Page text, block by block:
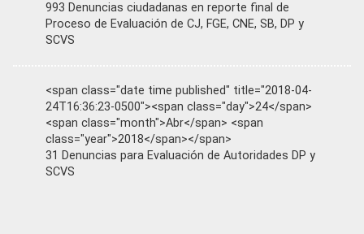
993 Denuncias ciudadanas en reporte final de
Proceso de Evaluación de CJ, FGE, CNE, SB, DP y
SCVS
<span class="date time published" title="2018-04-
24T16:36:23-0500"><span class="day">24</span>
<span class="month">Abr</span> <span
class="year">2018</span></span>
31 Denuncias para Evaluación de Autoridades DP y
SCVS